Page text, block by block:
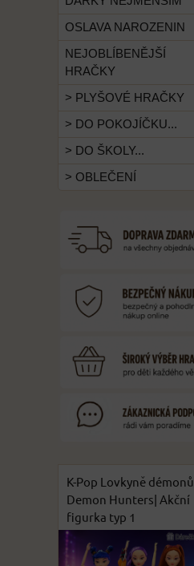
OSLAVA NAROZENIN
NEJOBLÍBENĚJŠÍ
HRAČKY
> PLYŠOVÉ HRAČKY
> DO POKOJÍČKU...
> DO ŠKOLY...
> OBLEČENÍ
K-Pop Lovkyně démonů
Demon Hunters| Akční
figurka typ 1